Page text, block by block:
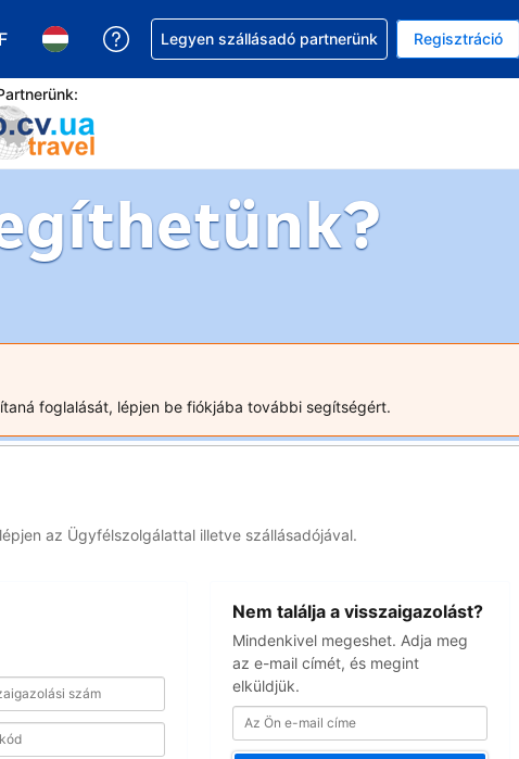
pénznemet. Jelenlegi kiválasztott pénznem: magyar
Válasszon nyelvet. Jelenleg kiválasztott nyelv: Magyar
Segítség a foglalással
Legyen szállásadó partnerünk Regisztráció
foglalását, lépjen be fiókjába további segítségért.
az Ügyfélszolgálattal illetve szállásadójával.
Nem találja a visszaigazolást?
Mindenkivel megeshet. Adja meg
az e-mail címét, és megint
elküldjük.